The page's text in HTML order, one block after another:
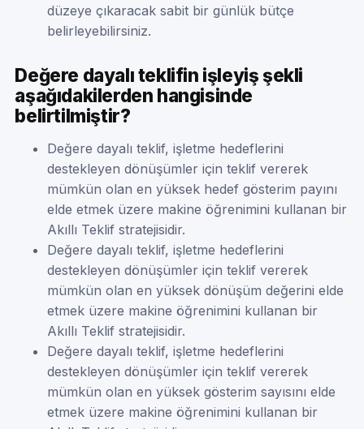
düzeye çıkaracak sabit bir günlük bütçe
belirleyebilirsiniz.
Değere dayalı teklifin işleyiş şekli
aşağıdakilerden hangisinde
belirtilmiştir?
Değere dayalı teklif, işletme hedeflerini
destekleyen dönüşümler için teklif vererek
mümkün olan en yüksek hedef gösterim payını
elde etmek üzere makine öğrenimini kullanan bir
Akıllı Teklif stratejisidir.
Değere dayalı teklif, işletme hedeflerini
destekleyen dönüşümler için teklif vererek
mümkün olan en yüksek dönüşüm değerini elde
etmek üzere makine öğrenimini kullanan bir
Akıllı Teklif stratejisidir.
Değere dayalı teklif, işletme hedeflerini
destekleyen dönüşümler için teklif vererek
mümkün olan en yüksek gösterim sayısını elde
etmek üzere makine öğrenimini kullanan bir